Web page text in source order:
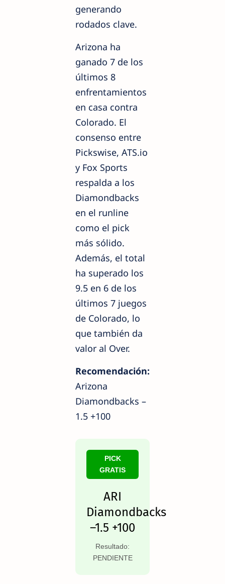
generando
rodados clave.
Arizona ha
ganado 7 de los
últimos 8
enfrentamientos
en casa contra
Colorado. El
consenso entre
Pickswise, ATS.io
y Fox Sports
respalda a los
Diamondbacks
en el runline
como el pick
más sólido.
Además, el total
ha superado los
9.5 en 6 de los
últimos 7 juegos
de Colorado, lo
que también da
valor al Over.
Recomendación:
Arizona
Diamondbacks –
1.5 +100
PICK
GRATIS
ARI
Diamondbacks
–1.5 +100
Resultado:
PENDIENTE